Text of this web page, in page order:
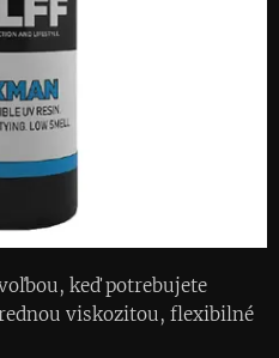
keď potrebujete
viskozitou, flexibilné